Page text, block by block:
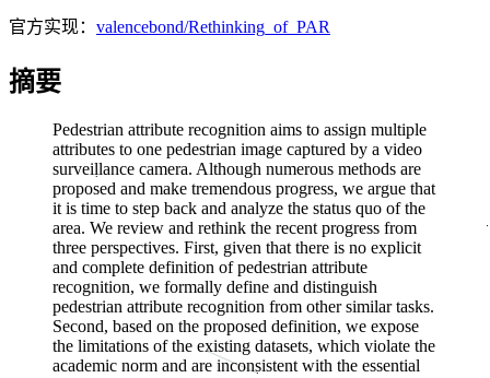
官方实现： valencebond/Rethinking_of_PAR
摘要
Pedestrian attribute recognition aims to assign multiple
attributes to one pedestrian image captured by a video
surveillance camera. Although numerous methods are
proposed and make tremendous progress, we argue that
it is time to step back and analyze the status quo of the
area. We review and rethink the recent progress from
three perspectives. First, given that there is no explicit
and complete definition of pedestrian attribute
recognition, we formally define and distinguish
pedestrian attribute recognition from other similar tasks.
Second, based on the proposed definition, we expose
the limitations of the existing datasets, which violate the
academic norm and are inconsistent with the essential